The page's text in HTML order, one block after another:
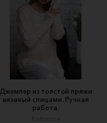
Джемпер из толстой пряжи
вязаный спицами. Ручная
работа.
Knittessa